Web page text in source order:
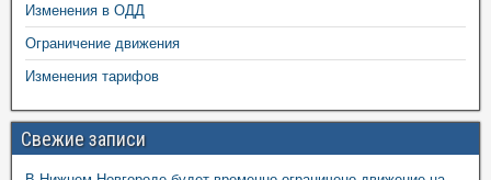
Изменения в ОДД
Ограничение движения
Изменения тарифов
Свежие записи